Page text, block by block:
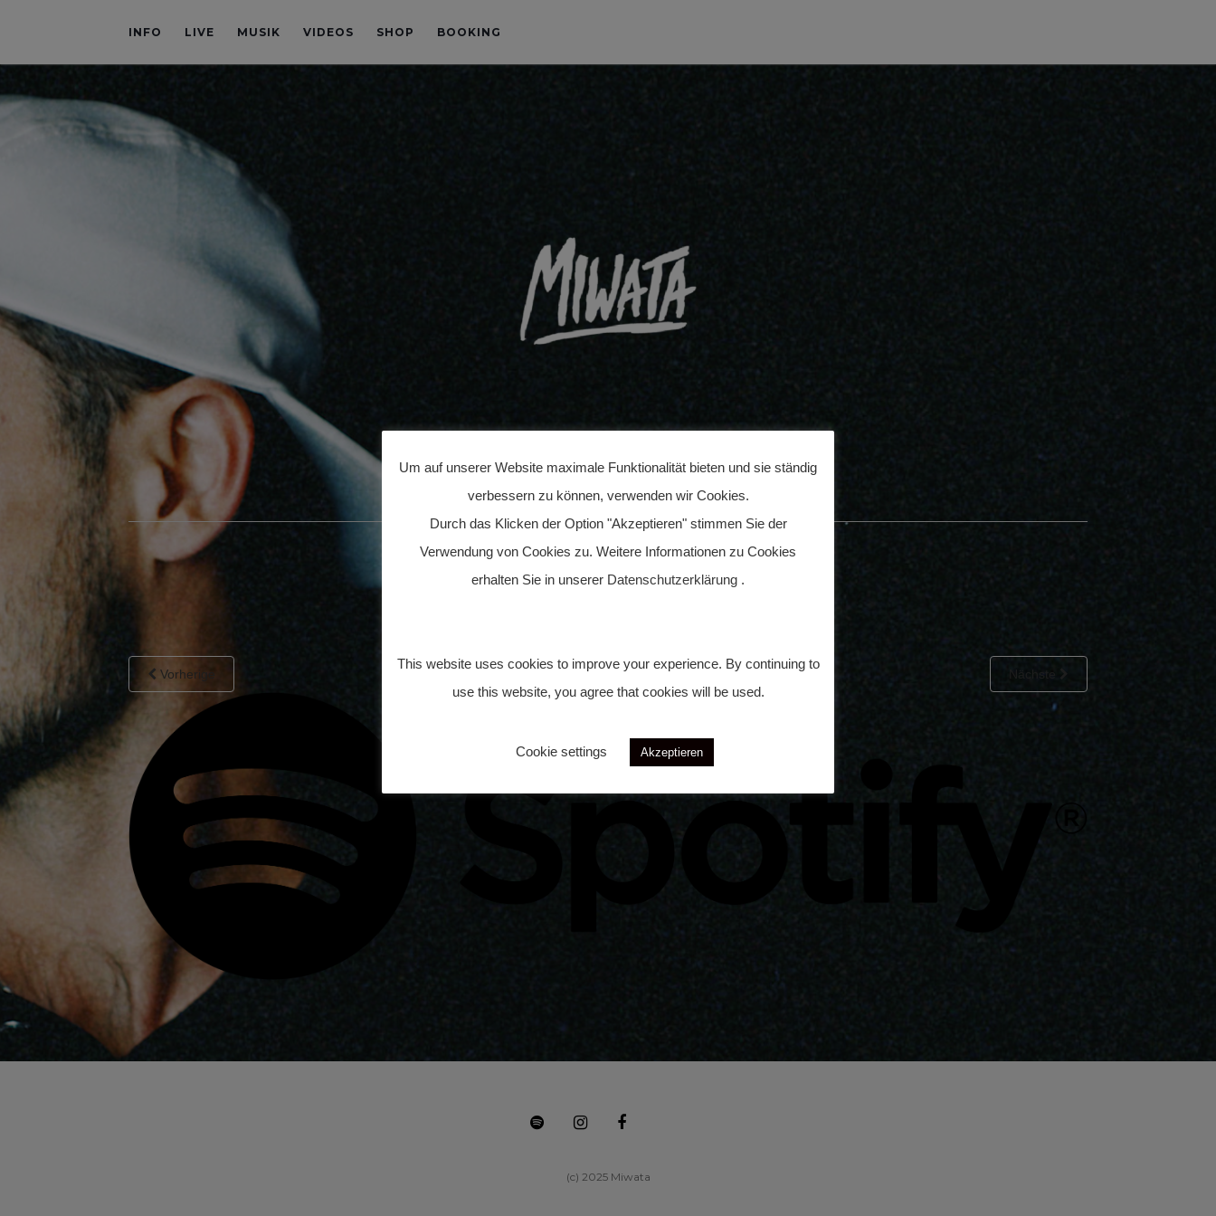
INFO LIVE MUSIK VIDEOS SHOP BOOKING
Vorherige
(c) 2025 Miwata
Um auf unserer Website maximale Funktionalität bieten und sie ständig
verbessern zu können, verwenden wir Cookies.
Durch das Klicken der Option "Akzeptieren" stimmen Sie der
Verwendung von Cookies zu. Weitere Informationen zu Cookies
erhalten Sie in unserer Datenschutzerklärung .
This website uses cookies to improve your experience. By continuing to
use this website, you agree that cookies will be used.
Cookie settings Akzeptieren